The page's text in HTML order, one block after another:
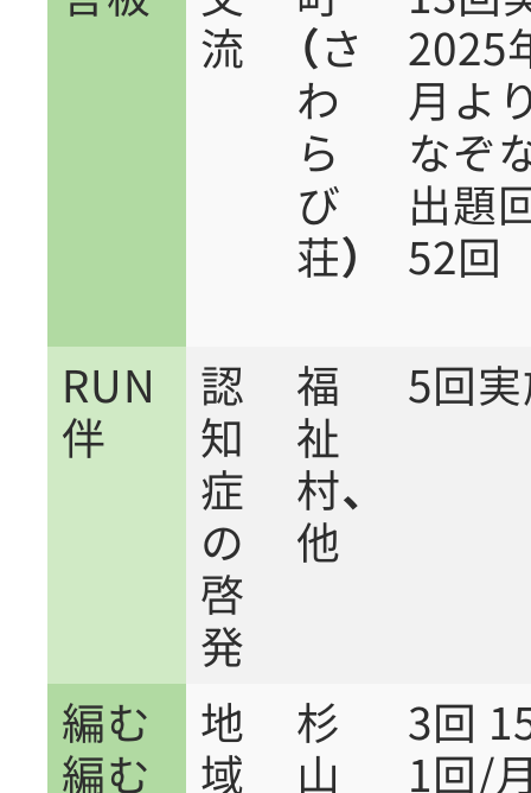
流
（さ
わ
ら
び
荘）
2025
月
なぞ
出題
52回
RUN
伴
認
知
症
の
啓
発
福
祉
村、
他
5回
編む
編む
地
域
杉
山
3回
1回/